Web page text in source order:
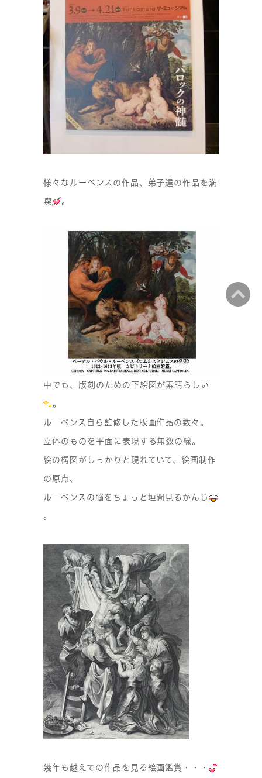
様々なルーベンスの作品、弟子達の作品を満
喫 。
中でも、版刻のための下絵図が素晴らしい
。
ルーベンス自ら監修した版画作品の数々。
立体のものを平面に表現する無数の線。
絵の構図がしっかりと現れていて、絵画制作
の原点、
ルーベンスの脳をちょっと垣間見るかんじ
。
幾年も越えての作品を見る絵画鑑賞・・・